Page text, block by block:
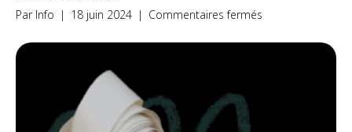
Par Info | 18 juin 2024 | Commentaires fermés
bout